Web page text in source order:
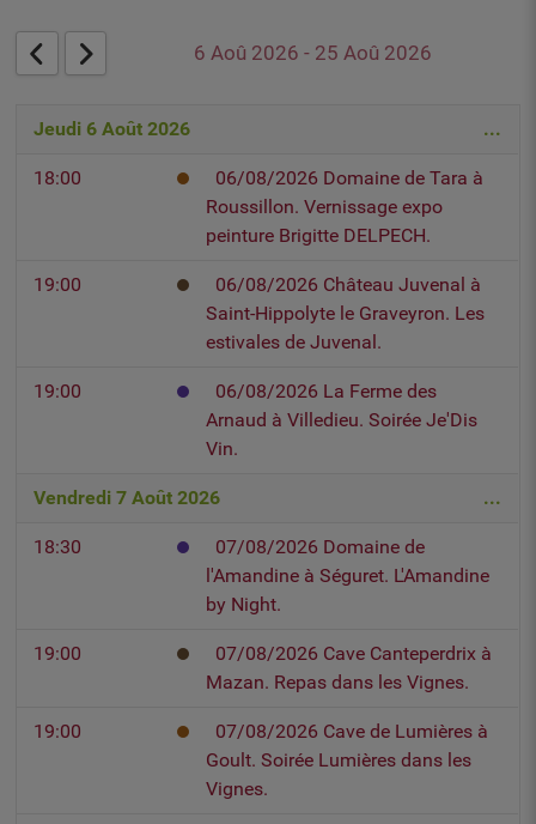
6 Aoû 2026 - 25 Aoû 2026
Jeudi 6 Août 2026 ...
18:00
06/08/2026 Domaine de Tara à
Roussillon. Vernissage expo
peinture Brigitte DELPECH.
19:00
06/08/2026 Château Juvenal à
Saint-Hippolyte le Graveyron. Les
estivales de Juvenal.
19:00
06/08/2026 La Ferme des
Arnaud à Villedieu. Soirée Je'Dis
Vin.
Vendredi 7 Août 2026 ...
18:30
07/08/2026 Domaine de
l'Amandine à Séguret. L'Amandine
by Night.
19:00
07/08/2026 Cave Canteperdrix à
Mazan. Repas dans les Vignes.
19:00
07/08/2026 Cave de Lumières à
Goult. Soirée Lumières dans les
Vignes.